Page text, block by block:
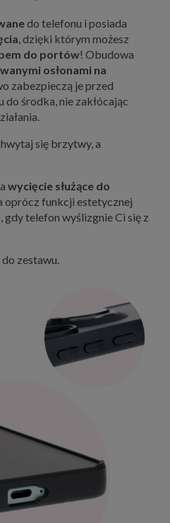
do telefonu i posiada
, dzięki którym możesz
do portów! Obudowa
osłonami na
zabezpieczą je przed
środka, nie zakłócając
się brzytwy, a
wycięcie służące do
oprócz funkcji estetycznej
telefon wyślizgnie Ci się z
do zestawu.